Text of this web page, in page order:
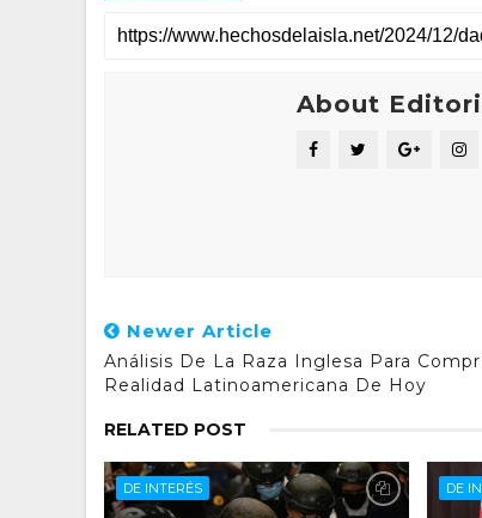
About
Newer Article
Análisis De La Raza Inglesa Para
Realidad Latinoamericana De Hoy
RELATED POST
DE INTERÉS DE